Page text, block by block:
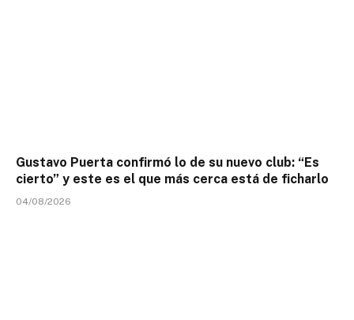
Gustavo Puerta confirmó lo de su nuevo club: “Es
cierto” y este es el que más cerca está de ficharlo
04/08/2026